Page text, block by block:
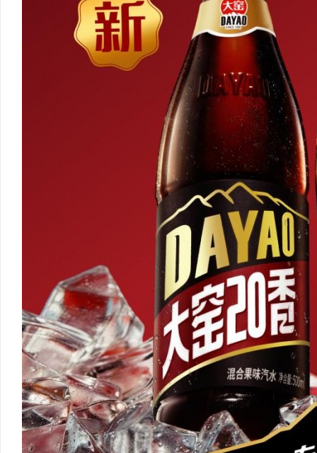
子影视：打造全方位优质观影体验的创新平 万山牌高品质焊锡材料
球与无铅焊锡丝的应用与